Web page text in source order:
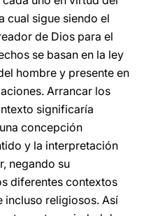
cual sigue siendo el
de Dios para el
se basan en la ley
hombre y presente en
Arrancar los
significaría
concepción
y la interpretación
negando su
diferentes contextos
incluso religiosos. Así